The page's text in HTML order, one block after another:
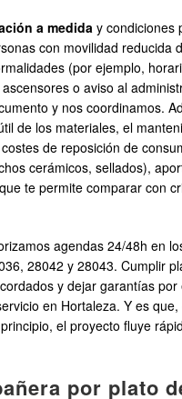
a mediday condiciones
con movilidad reducida
(por ejemplo,
o aviso al
y nos coordinamos.
de los materiales, el
de reposición de
cerámicos, sellados),
te permite comparar con
agendas 24/48h en
28042 y 28043. Cumplir
y dejar garantías por
en Hortaleza. Y es
el proyecto fluye
por plato